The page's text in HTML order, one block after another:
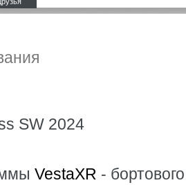
SW 2024
VestaXR -